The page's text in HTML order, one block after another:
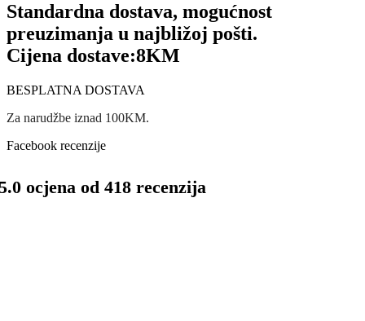
Standardna dostava, mogućnost
preuzimanja u najbližoj pošti.
Cijena dostave:8KM
BESPLATNA DOSTAVA
Za narudžbe iznad 100KM.
Facebook recenzije
ocjena od 418 recenzija